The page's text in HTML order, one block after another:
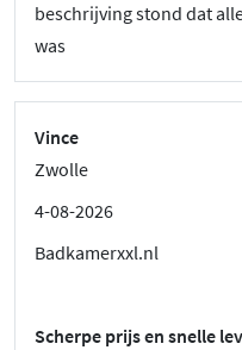
beschrijving stond dat
was
Vince
Zwolle
4-08-2026
Badkamerxxl.nl
Scherpe prijs en snelle